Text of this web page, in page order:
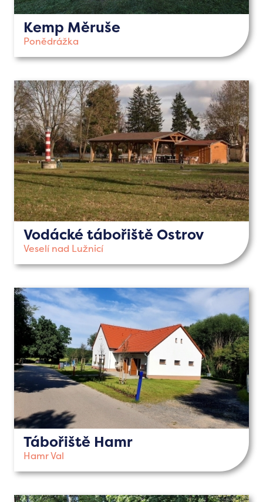
Kemp Měruše
Ponědrážka
Vodácké tábořiště Ostrov
Veselí nad Lužnicí
Tábořiště Hamr
Hamr Val